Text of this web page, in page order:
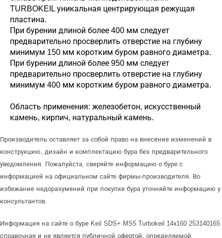
TURBOKEIL уникальная центрирующая режущая
пластина.
При бурении длиной более 400 мм следует
предварительно просверлить отверстие на глубину
минимум 150 мм коротким буром равного диаметра.
При бурении длиной более 950 мм следует
предварительно просверлить отверстие на глубину
минимум 400 мм коротким буром равного диаметра.
Область применения: железобетон, искусственный
камень, кирпич, натуральный камень.
Производитель оставляет за собой право на внесение изменений в
конструкцию, дизайн и комплектацию бура без предварительного
уведомления. Пожалуйста, сверяйте информацию о буре с
информацией на официальном сайте фирмы-производителя. Во
избежание недоразумений при покупке бура уточняйте информацию у
консультантов.
Информация на сайте о буре Keil SDS+ MS5 Turbokeil 14х160 253140165
справочная и не является публичной офертой, определяемой